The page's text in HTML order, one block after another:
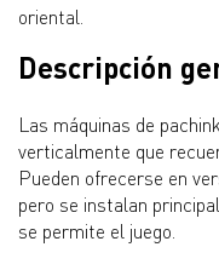
oriental.
Descripción
Las máquinas de
verticalmente que
Pueden ofrecerse en
pero se instalan
se permite el juego.